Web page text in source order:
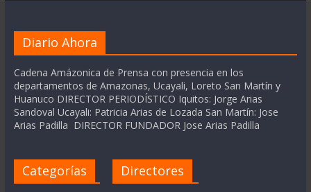
Diario Ahora
Cadena Amázonica de Prensa con presencia en los
departamentos de Amazonas, Ucayali, Loreto San Martín y
Huanuco DIRECTOR PERIODÍSTICO Iquitos: Jorge Arias
Sandoval Ucayali: Patricia Arias de Lozada San Martín: Jose
Arias Padilla DIRECTOR FUNDADOR Jose Arias Padilla
Categorías Directores